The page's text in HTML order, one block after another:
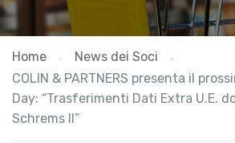
Home
News dei Soci
COLIN & PARTNERS presenta il
Day: “Trasferimenti Dati Extra U.E.
Schrems II”